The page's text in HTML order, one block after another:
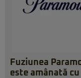
Fuziunea
este amânată